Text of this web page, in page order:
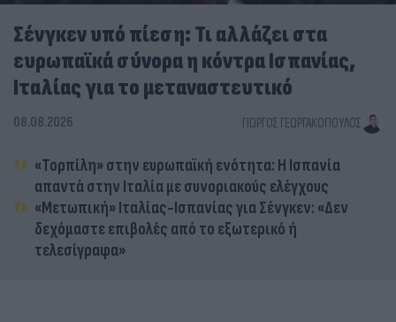
Σένγκεν υπό πίεση: Τι αλλάζει στα
ευρωπαϊκά σύνορα η κόντρα Ισπανίας,
Ιταλίας για το μεταναστευτικό
08.08.2026 ΓΙΏΡΓΟΣ ΓΕΩΡΓΑΚΌΠΟΥΛΟΣ
«Τορπίλη» στην ευρωπαϊκή ενότητα: Η Ισπανία
απαντά στην Ιταλία με συνοριακούς ελέγχους
«Μετωπική» Ιταλίας-Ισπανίας για Σένγκεν: «Δεν
δεχόμαστε επιβολές από το εξωτερικό ή
τελεσίγραφα»